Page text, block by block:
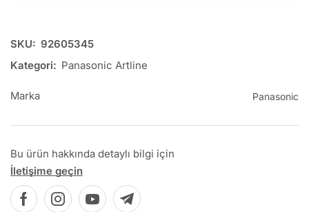
SKU: 92605345
Kategori: Panasonic Artline
Marka Panasonic
Bu ürün hakkında detaylı bilgi için
İletişime geçin